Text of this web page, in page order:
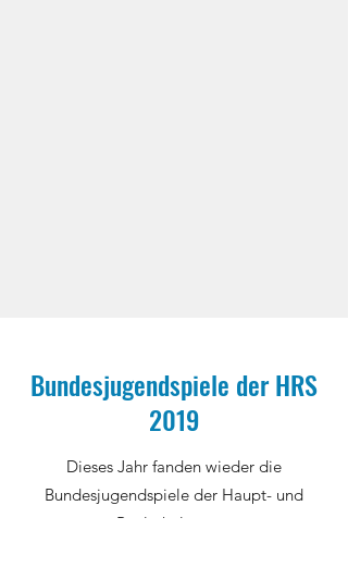
Bundesjugendspiele der HRS
2019
Dieses Jahr fanden wieder die
Bundesjugendspiele der Haupt- und
Realschule statt.